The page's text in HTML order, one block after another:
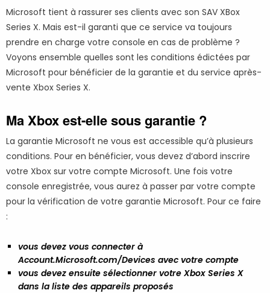
Microsoft tient à rassurer ses clients avec son SAV XBox
Series X. Mais est-il garanti que ce service va toujours
prendre en charge votre console en cas de problème ?
Voyons ensemble quelles sont les conditions édictées par
Microsoft pour bénéficier de la garantie et du service après-
vente Xbox Series X.
Ma Xbox est-elle sous garantie ?
La garantie Microsoft ne vous est accessible qu’à plusieurs
conditions. Pour en bénéficier, vous devez d’abord inscrire
votre Xbox sur votre compte Microsoft. Une fois votre
console enregistrée, vous aurez à passer par votre compte
pour la vérification de votre garantie Microsoft. Pour ce faire
:
vous devez vous connecter à
Account.Microsoft.com/Devices avec votre compte
vous devez ensuite sélectionner votre Xbox Series X
dans la liste des appareils proposés